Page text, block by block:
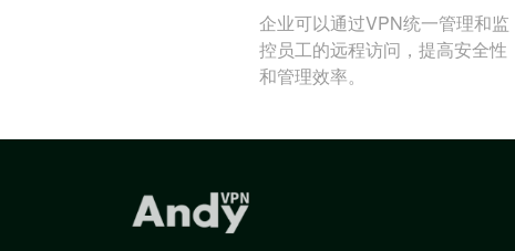
企业可以通过VPN统一管理和监
控员工的远程访问，提高安全性
和管理效率。